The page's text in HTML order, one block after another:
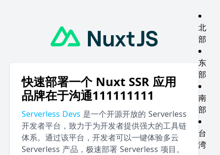
快速部署一个 Nuxt SSR 应用
品牌在于沟通111111111
Serverless Devs 是一个开源开放的 Serverless
开发者平台，致力于为开发者提供强大的工具链
体系。通过该平台，开发者可以一键体验多云
Serverless 产品，极速部署 Serverless 项目。
北
部
东
部
南
部
台
湾